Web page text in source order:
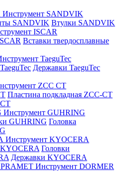
Инструмент SANDVIK
SANDVIK Втулки SANDVIK
ISCAR
Вставки твердосплавные
TaeguTec
Державки TaeguTec
ZCС CT
Пластина подкладная ZCC-CT
Инструмент GUHRING
GUHRING Головка
Инструмент KYOCERA
KYOCERA Головки
Державки KYOCERA
Инструмент DORMER